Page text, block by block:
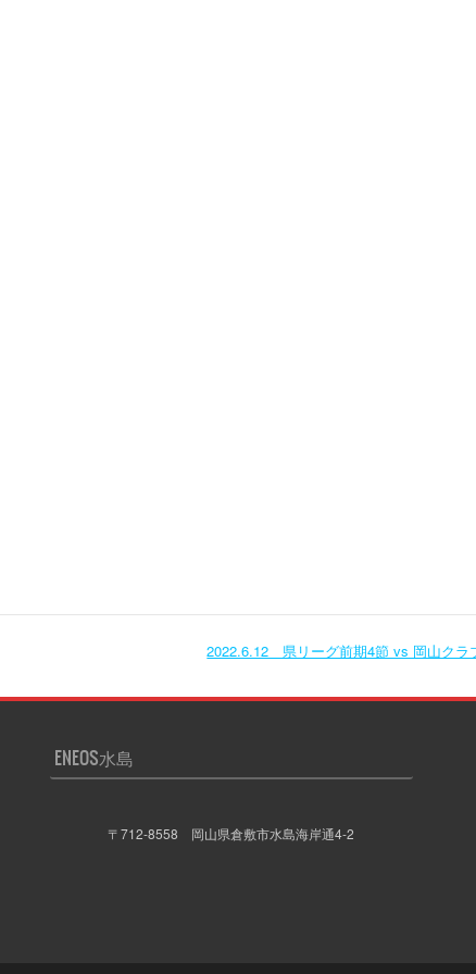
2022.6.12 県リーグ前期4節 vs 岡山ク
ENEOS水島
〒712-8558 岡山県倉敷市水島海岸通4-2